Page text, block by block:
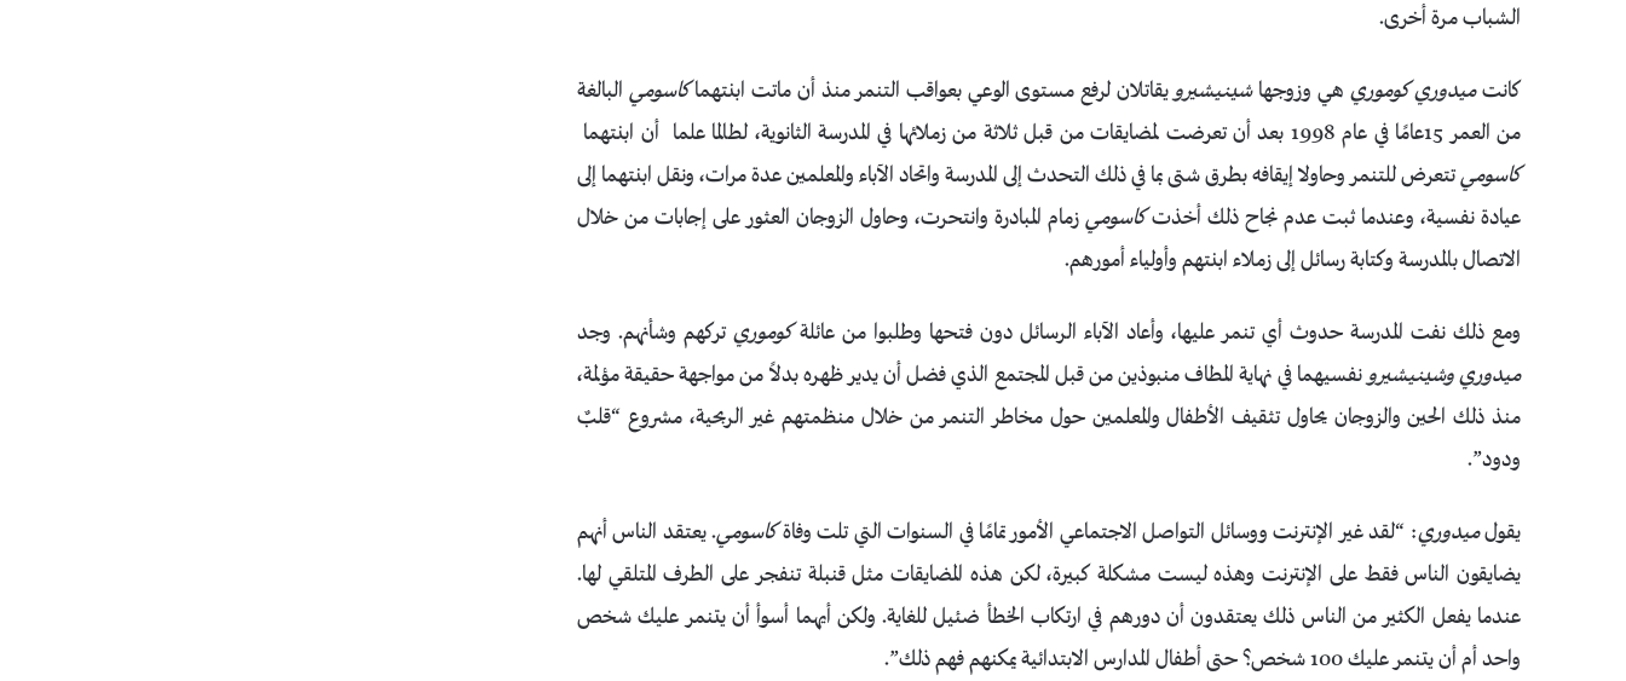
الشباب مرة أخرى.
كانتميدوري كوموري هي وزوجهاشينيشيرويقاتلان لرفع مستوى الوعي بعواقب التنمر منذ أن ماتت ابنتهماكاسومي البالغة
من العمر 15عامًا في عام 1998 بعد أن تعرضت لمضايقات من قبل ثلاثة من زملائها في المدرسة الثانوية، لطالما علما أن ابنتهما
كاسوميتتعرض للتنمر وحاولا إيقافه بطرق شتى بما في ذلك التحدث إلى المدرسة واتحاد الآباء والمعلمين عدة مرات، ونقل ابنتهما إلى
عيادة نفسية، وعندما ثبت عدم نجاح ذلك أخذتكاسومي زمام المبادرة وانتحرت، وحاول الزوجان العثور على إجابات من خلال
الاتصال بالمدرسة وكتابة رسائل إلى زملاء ابنتهم وأولياء أمورهم.
ومع ذلك نفت المدرسة حدوث أي تنمر عليها، وأعاد الآباء الرسائل دون فتحها وطلبوا من عائلةكوموري تركهم وشأنهم. وجد
ميدوري وشينيشيرونفسيهما في نهاية المطاف منبوذين من قبل المجتمع الذي فضل أن يدير ظهره بدلاً من مواجهة حقيقة مؤلمة،
منذ ذلك الحين والزوجان يحاول تثقيف الأطفال والمعلمين حول مخاطر التنمر من خلال منظمتهم غير الربحية، مشروع “قلبٌ
ودود”.
يقولميدوري: “لقد غير الإنترنت ووسائل التواصل الاجتماعي الأمور تمامًا في السنوات التي تلت وفاةكاسومي. يعتقد الناس أنهم
يضايقون الناس فقط على الإنترنت وهذه ليست مشكلة كبيرة، لكن هذه المضايقات مثل قنبلة تنفجر على الطرف المتلقي لها.
عندما يفعل الكثير من الناس ذلك يعتقدون أن دورهم في ارتكاب الخطأ ضئيل للغاية. ولكن أيهما أسوأ أن يتنمر عليك شخص
واحد أم أن يتنمر عليك 100 شخص؟ حتى أطفال المدارس الابتدائية يمكنهم فهم ذلك”.